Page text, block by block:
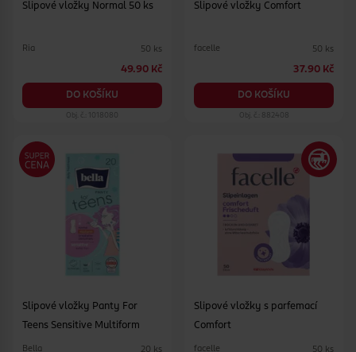
Slipové vložky Normal 50 ks
Ria 50 ks
49.90 Kč
DO KOŠÍKU
Obj. č.: 1018080
Slipové vložky Comfort
facelle 50 ks
37.90 Kč
DO KOŠÍKU
Obj. č.: 882408
Slipové vložky Panty For
Teens Sensitive Multiform
Bella 20 ks
Slipové vložky s parfemací
Comfort
facelle 50 ks